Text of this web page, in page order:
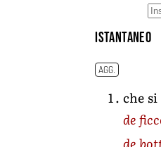
istantaneo
AGG.
che
de
de